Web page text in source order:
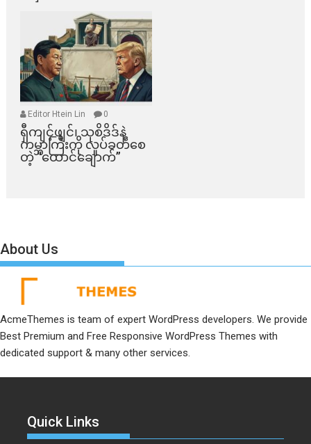
Editor Htein Lin 0
ရှီကျင့်ဖျင်၊ သုစိဒိဒ်နဲ့
ကမ္ဘာကြီးကို လှုပ်ခတ်စေ
တဲ့ “ထောင်ချောက်”
About Us
AcmeThemes is team of expert WordPress developers. We provide
Best Premium and Free Responsive WordPress Themes with
dedicated support & many other services.
Quick Links